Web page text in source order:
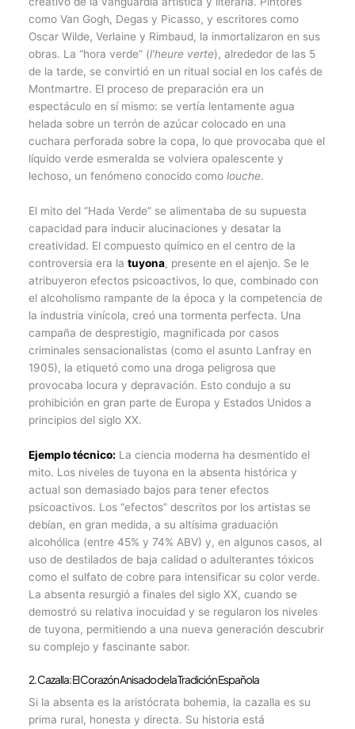
como Van Gogh, Degas y Picasso, y escritores como
Oscar Wilde, Verlaine y Rimbaud, la inmortalizaron en sus
obras. La “hora verde” (l’heure verte), alrededor de las 5
de la tarde, se convirtió en un ritual social en los cafés de
Montmartre. El proceso de preparación era un
espectáculo en sí mismo: se vertía lentamente agua
helada sobre un terrón de azúcar colocado en una
cuchara perforada sobre la copa, lo que provocaba que el
líquido verde esmeralda se volviera opalescente y
lechoso, un fenómeno conocido comolouche.
El mito del “Hada Verde” se alimentaba de su supuesta
capacidad para inducir alucinaciones y desatar la
creatividad. El compuesto químico en el centro de la
controversia era latuyona, presente en el ajenjo. Se le
atribuyeron efectos psicoactivos, lo que, combinado con
el alcoholismo rampante de la época y la competencia de
la industria vinícola, creó una tormenta perfecta. Una
campaña de desprestigio, magnificada por casos
criminales sensacionalistas (como el asunto Lanfray en
1905), la etiquetó como una droga peligrosa que
provocaba locura y depravación. Esto condujo a su
prohibición en gran parte de Europa y Estados Unidos a
principios del siglo XX.
Ejemplo técnico: La ciencia moderna ha desmentido el
mito. Los niveles de tuyona en la absenta histórica y
actual son demasiado bajos para tener efectos
psicoactivos. Los “efectos” descritos por los artistas se
debían, en gran medida, a su altísima graduación
alcohólica (entre 45% y 74% ABV) y, en algunos casos, al
uso de destilados de baja calidad o adulterantes tóxicos
como el sulfato de cobre para intensificar su color verde.
La absenta resurgió a finales del siglo XX, cuando se
demostró su relativa inocuidad y se regularon los niveles
de tuyona, permitiendo a una nueva generación descubrir
su complejo y fascinante sabor.
2. Cazalla: El Corazón Anisado de la Tradición Española
Si la absenta es la aristócrata bohemia, la cazalla es su
prima rural, honesta y directa. Su historia está